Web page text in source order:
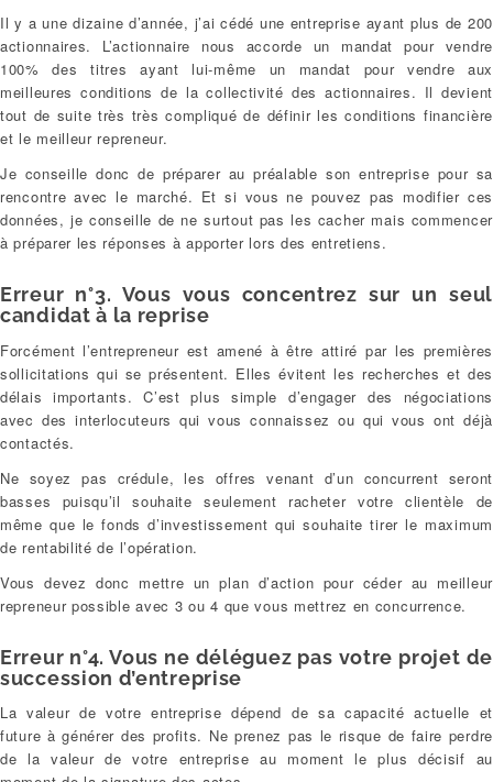
Il y a une dizaine d’année, j’ai cédé une entreprise ayant plus de 200
actionnaires. L’actionnaire nous accorde un mandat pour vendre
100% des titres ayant lui-même un mandat pour vendre aux
meilleures conditions de la collectivité des actionnaires. Il devient
tout de suite très très compliqué de définir les conditions financière
et le meilleur repreneur.
Je conseille donc de préparer au préalable son entreprise pour sa
rencontre avec le marché. Et si vous ne pouvez pas modifier ces
données, je conseille de ne surtout pas les cacher mais commencer
à préparer les réponses à apporter lors des entretiens.
Erreur n°3. Vous vous concentrez sur un seul
candidat à la reprise
Forcément l’entrepreneur est amené à être attiré par les premières
sollicitations qui se présentent. Elles évitent les recherches et des
délais importants. C’est plus simple d’engager des négociations
avec des interlocuteurs qui vous connaissez ou qui vous ont déjà
contactés.
Ne soyez pas crédule, les offres venant d’un concurrent seront
basses puisqu’il souhaite seulement racheter votre clientèle de
même que le fonds d’investissement qui souhaite tirer le maximum
de rentabilité de l’opération.
Vous devez donc mettre un plan d’action pour céder au meilleur
repreneur possible avec 3 ou 4 que vous mettrez en concurrence.
Erreur n°4. Vous ne déléguez pas votre projet de
succession d’entreprise
La valeur de votre entreprise dépend de sa capacité actuelle et
future à générer des profits. Ne prenez pas le risque de faire perdre
de la valeur de votre entreprise au moment le plus décisif au